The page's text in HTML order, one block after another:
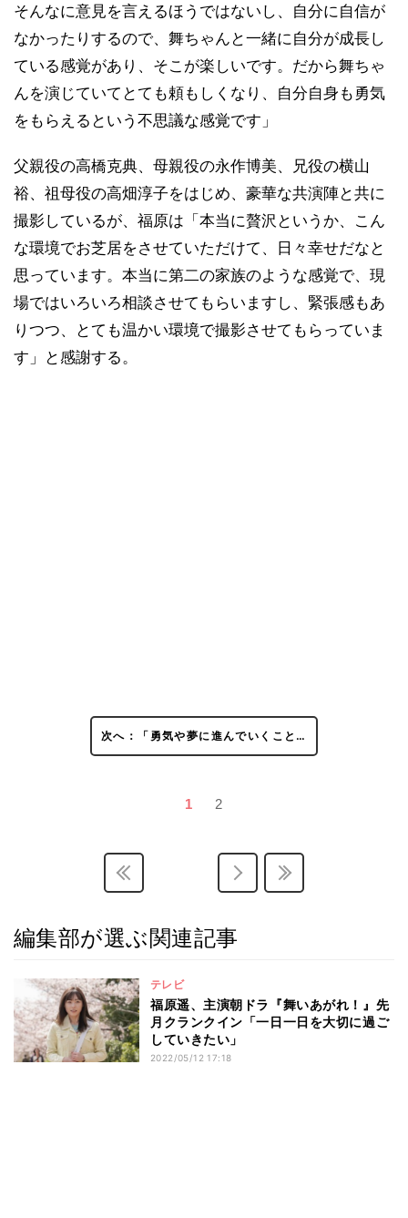
そんなに意見を言えるほうではないし、自分に自信が
なかったりするので、舞ちゃんと一緒に自分が成長し
ている感覚があり、そこが楽しいです。だから舞ちゃ
んを演じていてとても頼もしくなり、自分自身も勇気
をもらえるという不思議な感覚です」
父親役の高橋克典、母親役の永作博美、兄役の横山
裕、祖母役の高畑淳子をはじめ、豪華な共演陣と共に
撮影しているが、福原は「本当に贅沢というか、こん
な環境でお芝居をさせていただけて、日々幸せだなと
思っています。本当に第二の家族のような感覚で、現
場ではいろいろ相談させてもらいますし、緊張感もあ
りつつ、とても温かい環境で撮影させてもらっていま
す」と感謝する。
次へ：「勇気や夢に進んでいくこと…
1 2
編集部が選ぶ関連記事
テレビ
福原遥、主演朝ドラ『舞いあがれ！』先
月クランクイン「一日一日を大切に過ご
していきたい」
2022/05/12 17:18